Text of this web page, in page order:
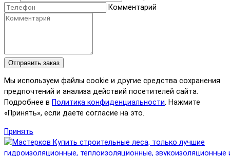
Комментарий
Отправить заказ
Мы используем файлы cookie и другие средства сохранения
предпочтений и анализа действий посетителей сайта.
Подробнее в Политика конфиденциальности. Нажмите
«Принять», если даете согласие на это.
Принять